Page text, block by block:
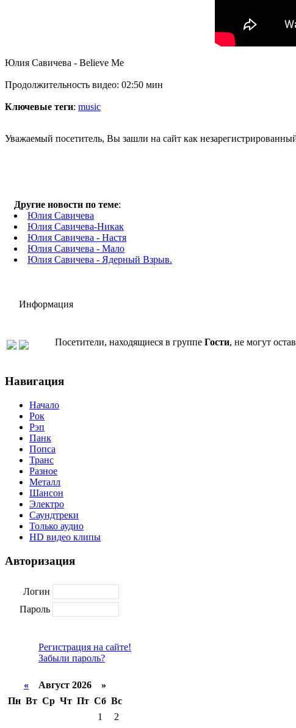
Юлия Савичева - Believe Me
Продолжительность видео: 02:50 мин
Ключевые теги: music
Уважаемый посетитель, Вы зашли на сайт как
Другие новости по теме:
Юлия Савичева
Юлия Савичева-Никак
Юлия Савичева - Настя
Юлия Савичева - Мало
Юлия Савичева - Ядерный Взрыв.
Информация
Посетители, находящиеся в группе Гости, не могут
Навигация
Начало
Рок
Рэп
Панк
Попса
Транс
Разное
Металл
Шансон
Электро
Саундтреки
Только аудио
HD видео клипы
Авторизация
Логин
Пароль
Регистрация на сайте!
Забыли пароль?
« Август 2026 »
Пн Вт Ср Чт Пт Сб Вс
1
2